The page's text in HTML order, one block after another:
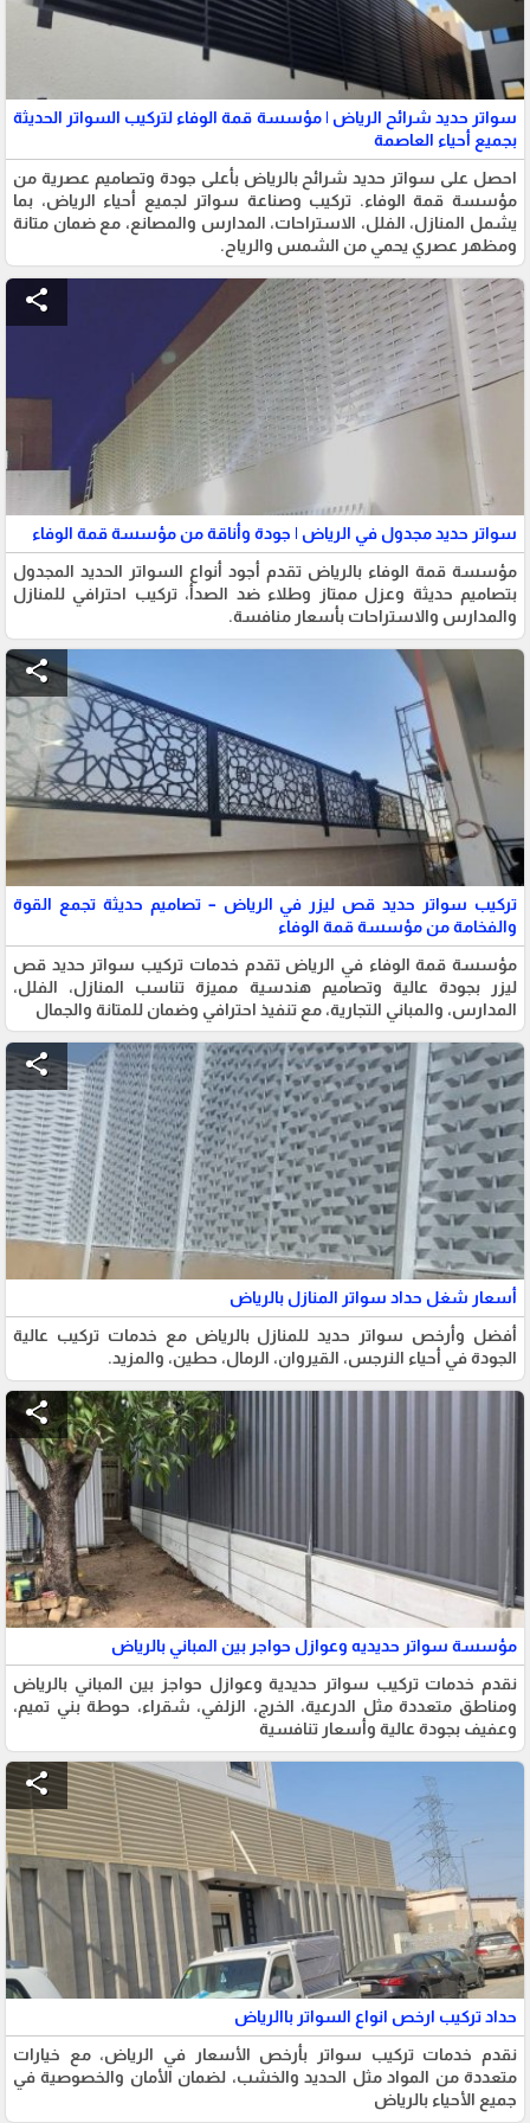
سواتر حديد شرائح الرياض | مؤسسة قمة الوفاء لتركيب السواتر الحديثة
بجميع أحياء العاصمة
احصل على سواتر حديد شرائح بالرياض بأعلى جودة وتصاميم عصرية من
مؤسسة قمة الوفاء. تركيب وصناعة سواتر لجميع أحياء الرياض، بما
يشمل المنازل، الفلل، الاستراحات، المدارس والمصانع، مع ضمان متانة
ومظهر عصري يحمي من الشمس والرياح.
share
سواتر حديد مجدول في الرياض | جودة وأناقة من مؤسسة قمة الوفاء
مؤسسة قمة الوفاء بالرياض تقدم أجود أنواع السواتر الحديد المجدول
بتصاميم حديثة وعزل ممتاز وطلاء ضد الصدأ، تركيب احترافي للمنازل
والمدارس والاستراحات بأسعار منافسة.
share
تركيب سواتر حديد قص ليزر في الرياض – تصاميم حديثة تجمع القوة
والفخامة من مؤسسة قمة الوفاء
مؤسسة قمة الوفاء في الرياض تقدم خدمات تركيب سواتر حديد قص
ليزر بجودة عالية وتصاميم هندسية مميزة تناسب المنازل، الفلل،
المدارس، والمباني التجارية، مع تنفيذ احترافي وضمان للمتانة والجمال
share
أسعار شغل حداد سواتر المنازل بالرياض
أفضل وأرخص سواتر حديد للمنازل بالرياض مع خدمات تركيب عالية
الجودة في أحياء النرجس، القيروان، الرمال، حطين، والمزيد.
share
مؤسسة سواتر حديديه وعوازل حواجر بين المباني بالرياض
نقدم خدمات تركيب سواتر حديدية وعوازل حواجز بين المباني بالرياض
ومناطق متعددة مثل الدرعية، الخرج، الزلفي، شقراء، حوطة بني تميم،
وعفيف بجودة عالية وأسعار تنافسية
share
حداد تركيب ارخص انواع السواتر باالرياض
نقدم خدمات تركيب سواتر بأرخص الأسعار في الرياض، مع خيارات
متعددة من المواد مثل الحديد والخشب، لضمان الأمان والخصوصية في
جميع الأحياء بالرياض